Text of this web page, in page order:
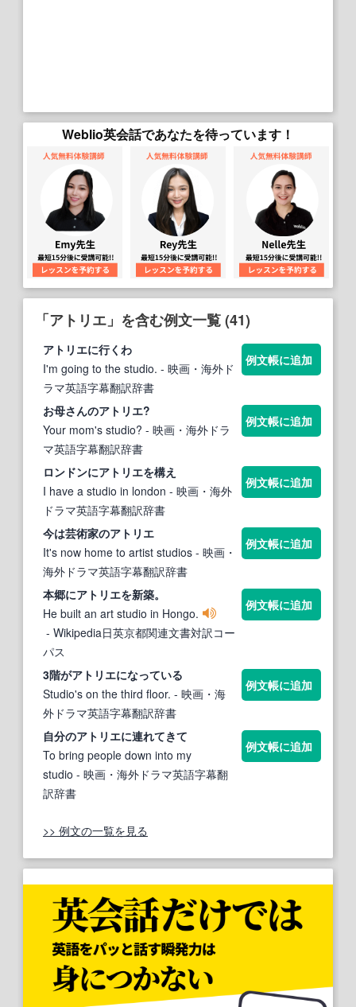
Weblio英会話であなたを待っています！
「アトリエ」を含む例文一覧 (41)
アトリエに行くわ
I'm going to the studio. - 映画・海外ド
ラマ英語字幕翻訳辞書
例文帳に追加
お母さんのアトリエ?
Your mom's studio? - 映画・海外ドラ
マ英語字幕翻訳辞書
例文帳に追加
ロンドンにアトリエを構え
I have a studio in london - 映画・海外
ドラマ英語字幕翻訳辞書
例文帳に追加
今は芸術家のアトリエ
It's now home to artist studios - 映画・
海外ドラマ英語字幕翻訳辞書
例文帳に追加
本郷にアトリエを新築。
He built an art studio in Hongo.
- Wikipedia日英京都関連文書対訳コー
パス
例文帳に追加
3階がアトリエになっている
Studio's on the third floor. - 映画・海
外ドラマ英語字幕翻訳辞書
例文帳に追加
自分のアトリエに連れてきて
To bring people down into my
studio - 映画・海外ドラマ英語字幕翻
訳辞書
例文帳に追加
>> 例文の一覧を見る